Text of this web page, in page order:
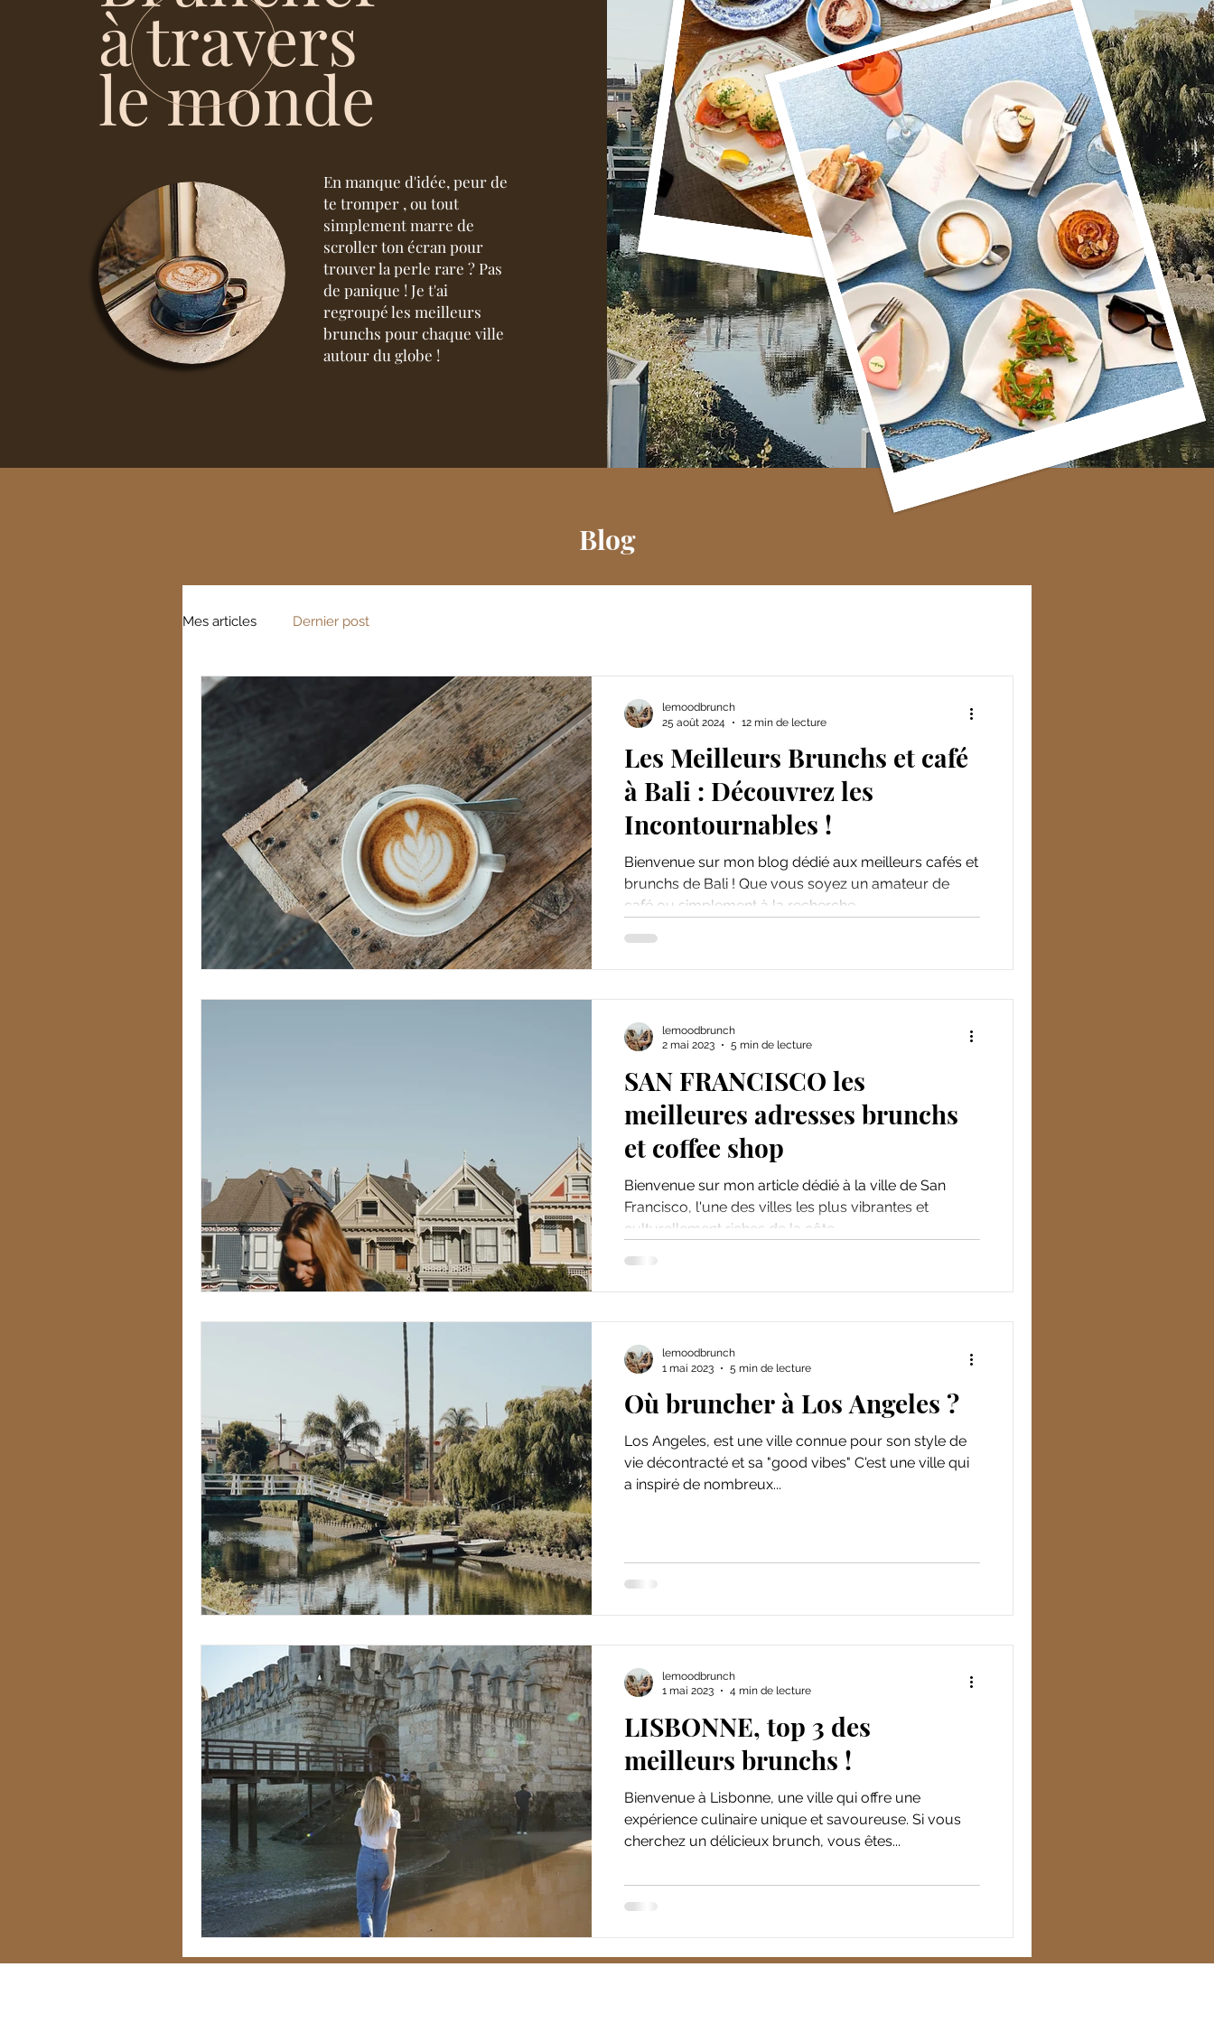
à travers
le monde
En manque d'idée, peur de
te tromper , ou tout
simplement marre de
scroller ton écran pour
trouver la perle rare ? Pas
de panique ! Je t'ai
regroupé les meilleurs
brunchs pour chaque ville
autour du globe !
Blog
Mes articles Dernier post
Les Meilleurs Brunchs et café
à Bali : Découvrez les
Incontournables !
Bienvenue sur mon blog dédié aux meilleurs cafés et
brunchs de Bali ! Que vous soyez un amateur de
café ou simplement à la recherche...
lemoodbrunch
25 août 2024
12 min de lecture
SAN FRANCISCO les
meilleures adresses brunchs
et coffee shop
Bienvenue sur mon article dédié à la ville de San
Francisco, l'une des villes les plus vibrantes et
culturellement riches de la côte...
lemoodbrunch
2 mai 2023
5 min de lecture
Où bruncher à Los Angeles ?
Los Angeles, est une ville connue pour son style de
vie décontracté et sa "good vibes" C'est une ville qui
a inspiré de nombreux...
lemoodbrunch
1 mai 2023
5 min de lecture
LISBONNE, top 3 des
meilleurs brunchs !
Bienvenue à Lisbonne, une ville qui offre une
expérience culinaire unique et savoureuse. Si vous
cherchez un délicieux brunch, vous êtes...
lemoodbrunch
1 mai 2023
4 min de lecture